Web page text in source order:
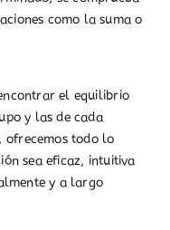
como la suma o
el equilibrio
y las de cada
ofrecemos todo lo
sea eficaz, intuitiva
y a largo